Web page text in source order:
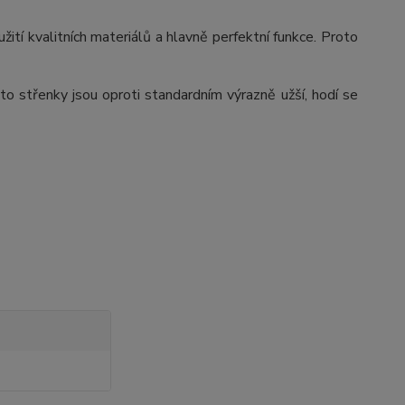
kvalitních materiálů a hlavně perfektní funkce. Proto
jsou oproti standardním výrazně užší, hodí se